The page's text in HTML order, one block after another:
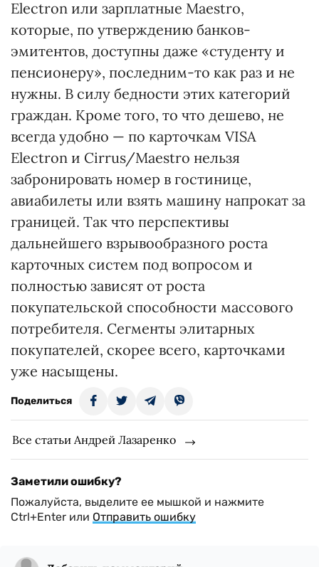
Electron или зарплатные Maestro,
которые, по утверждению банков-
эмитентов, доступны даже «студенту и
пенсионеру», последним-то как раз и не
нужны. В силу бедности этих категорий
граждан. Кроме того, то что дешево, не
всегда удобно — по карточкам VISA
Electron и Cirrus/Мaestro нельзя
забронировать номер в гостинице,
авиабилеты или взять машину напрокат за
границей. Так что перспективы
дальнейшего взрывообразного роста
карточных систем под вопросом и
полностью зависят от роста
покупательской способности массового
потребителя. Сегменты элитарных
покупателей, скорее всего, карточками
уже насыщены.
Поделиться
Все статьи Андрей Лазаренко
Заметили ошибку?
Пожалуйста, выделите ее мышкой и нажмите
Ctrl+Enter или Отправить ошибку